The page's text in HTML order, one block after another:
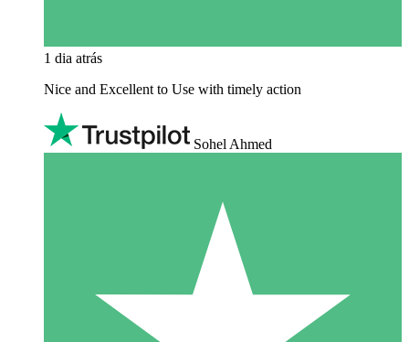
1 dia atrás
Nice and Excellent to Use with timely action
Sohel Ahmed